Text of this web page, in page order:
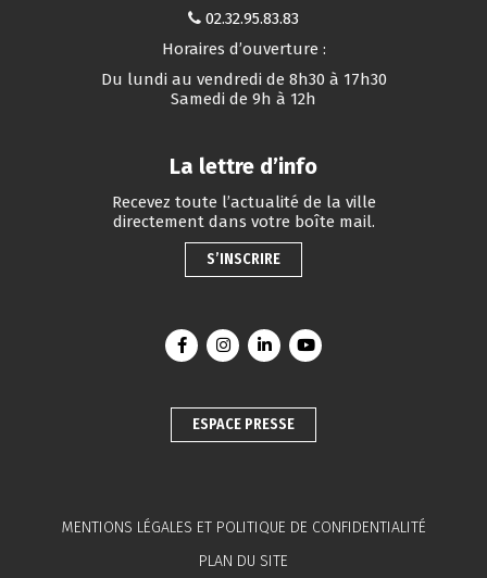
02.32.95.83.83
Horaires d’ouverture :
Du lundi au vendredi de 8h30 à 17h30
Samedi de 9h à 12h
La lettre d’info
Recevez toute l’actualité de la ville
directement dans votre boîte mail.
S’INSCRIRE
Lien vers le compte Facebook
Lien vers le compte Instagram
Lien vers le compte Linkedin
Lien vers la chaîne
ESPACE PRESSE
MENTIONS LÉGALES ET POLITIQUE DE CONFIDENTIALITÉ
PLAN DU SITE